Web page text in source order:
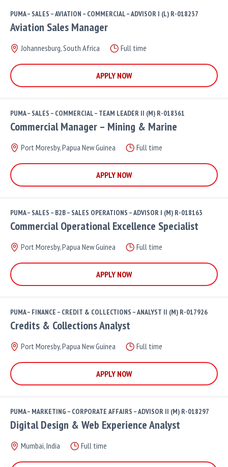
PUMA – SALES – AVIATION – COMMERCIAL – ADVISOR I (L) R-018237
Aviation Sales Manager
Johannesburg, South Africa Full time
APPLY NOW
PUMA – SALES – COMMERCIAL – TEAM LEADER II (M) R-018361
Commercial Manager – Mining & Marine
Port Moresby, Papua New Guinea Full time
APPLY NOW
PUMA – SALES – B2B – SALES OPERATIONS – ADVISOR I (M) R-018163
Commercial Operational Excellence Specialist
Port Moresby, Papua New Guinea Full time
APPLY NOW
PUMA – FINANCE – CREDIT & COLLECTIONS – ANALYST II (M) R-017926
Credits & Collections Analyst
Port Moresby, Papua New Guinea Full time
APPLY NOW
PUMA – MARKETING – CORPORATE AFFAIRS – ADVISOR II (M) R-018297
Digital Design & Web Experience Analyst
Mumbai, India Full time